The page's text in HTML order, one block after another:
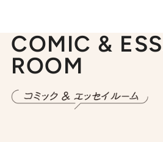
COMIC &
ROOM